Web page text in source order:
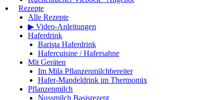
Rezepte
Alle Rezepte
▶ Video-Anleitungen
Haferdrink
Barista Haferdrink
Hafercuisine / Hafersahne
Mit Geräten
Im Mila Pflanzenmilchbereiter
Hafer-Mandeldrink im Thermomix
Pflanzenmilch
Nussmilch Basisrezept